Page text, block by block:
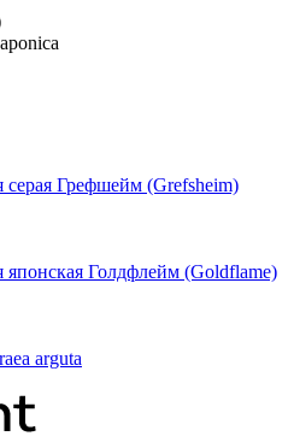
Грефшейм (Grefsheim)
Голдфлейм (Goldflame)
arguta